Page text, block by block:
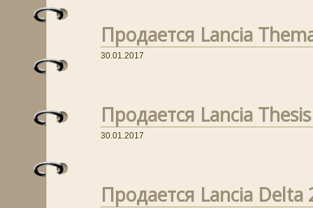
Продается Lancia
30.01.2017
Продается Lancia
30.01.2017
Продается Lancia Delta